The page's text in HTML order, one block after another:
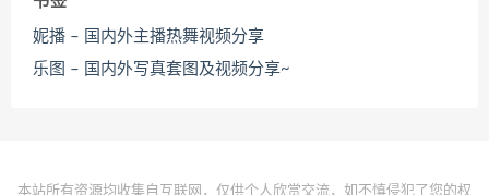
妮播 – 国内外主播热舞视频分享
乐图 – 国内外写真套图及视频分享~
本站所有资源均收集自互联网，仅供个人欣赏交流，如不慎侵犯了您的权